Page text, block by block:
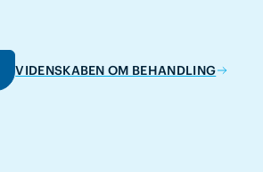
VIDENSKABEN OM BEHANDLING